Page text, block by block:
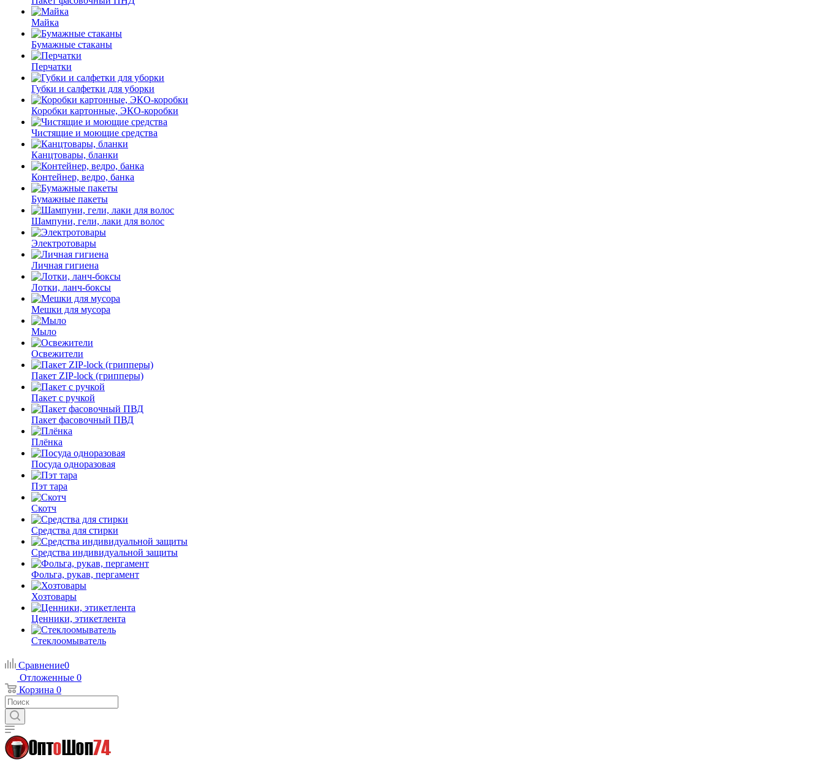
Майка
Бумажные стаканы
Перчатки
Губки и салфетки для уборки
Коробки картонные, ЭКО-коробки
Чистящие и моющие средства
Канцтовары, бланки
Контейнер, ведро, банка
Бумажные пакеты
Шампуни, гели, лаки для волос
Электротовары
Личная гигиена
Лотки, ланч-боксы
Мешки для мусора
Мыло
Освежители
Пакет ZIP-lock (грипперы)
Пакет с ручкой
Пакет фасовочный ПВД
Плёнка
Посуда одноразовая
Пэт тара
Скотч
Средства для стирки
Средства индивидуальной защиты
Фольга, рукав, пергамент
Хозтовары
Ценники, этикетлента
Стеклоомыватель
Сравнение0
Отложенные 0
Корзина 0